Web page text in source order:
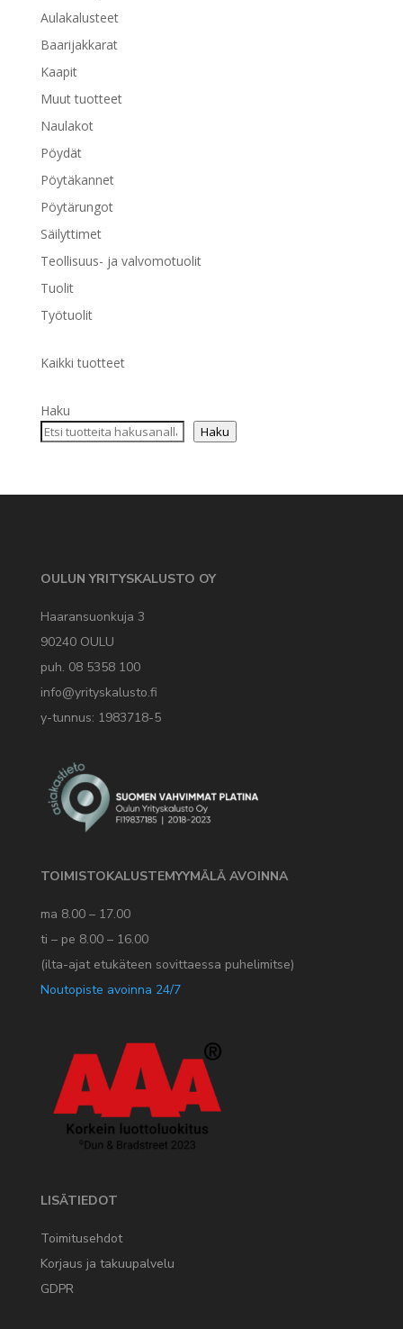
Aulakalusteet
Baarijakkarat
Kaapit
Muut tuotteet
Naulakot
Pöydät
Pöytäkannet
Pöytärungot
Säilyttimet
Teollisuus- ja valvomotuolit
Tuolit
Työtuolit
Kaikki tuotteet
Haku
Haku
OULUN YRITYSKALUSTO OY
Haaransuonkuja 3
90240 OULU
puh. 08 5358 100
info@yrityskalusto.fi
y-tunnus: 1983718-5
TOIMISTOKALUSTEMYYMÄLÄ AVOINNA
ma 8.00 – 17.00
ti – pe 8.00 – 16.00
(ilta-ajat etukäteen sovittaessa puhelimitse)
Noutopiste avoinna 24/7
LISÄTIEDOT
Toimitusehdot
Korjaus ja takuupalvelu
GDPR